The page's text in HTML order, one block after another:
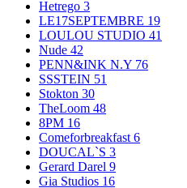
Hetrego 3
LE17SEPTEMBRE 19
LOULOU STUDIO 41
Nude 42
PENN&INK N.Y 76
SSSTEIN 51
Stokton 30
TheLoom 48
8PM 16
Comeforbreakfast 6
DOUCAL`S 3
Gerard Darel 9
Gia Studios 16